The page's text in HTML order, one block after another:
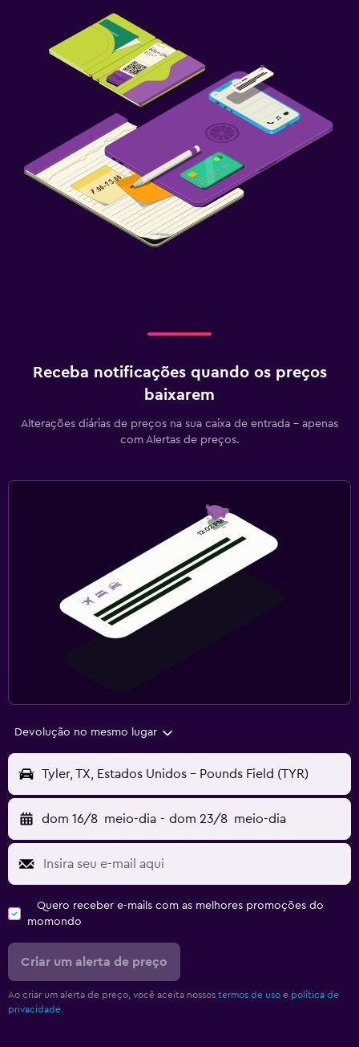
Receba notificações quando os preços
baixarem
Alterações diárias de preços na sua caixa de entrada - apenas
com Alertas de preços.
Devolução no mesmo lugar
Tyler, TX, Estados Unidos - Pounds Field (TYR)
dom 16/8 meio-dia - dom 23/8 meio-dia
Quero receber e-mails com as melhores promoções do
momondo
Criar um alerta de preço
Ao criar um alerta de preço, você aceita nossos termos de uso e política de
privacidade.